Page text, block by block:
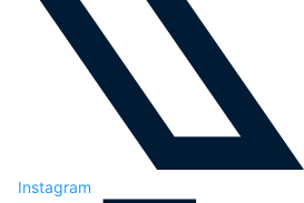
Instagram